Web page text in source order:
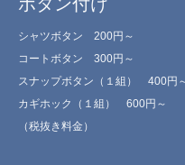
シャツボタン 200円～
コートボタン 300円～
スナップボタン（１組） 400円
カギホック（１組） 600円～
（税抜き料金）